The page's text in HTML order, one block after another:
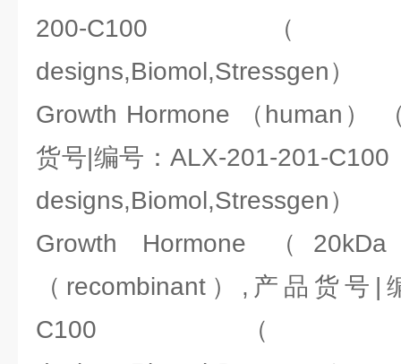
200-C100（
designs,Biomol,Stressgen）
Growth Hormone （human）
货号|编号：ALX-201-201-C100
designs,Biomol,Stressgen）
Growth Hormone （
（recombinant）,产品货号|
C100（